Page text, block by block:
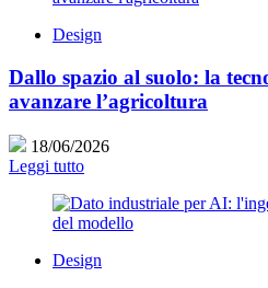
Design
Dallo spazio al suolo: la
avanzare l’agricoltura
18/06/2026
Leggi tutto
Design